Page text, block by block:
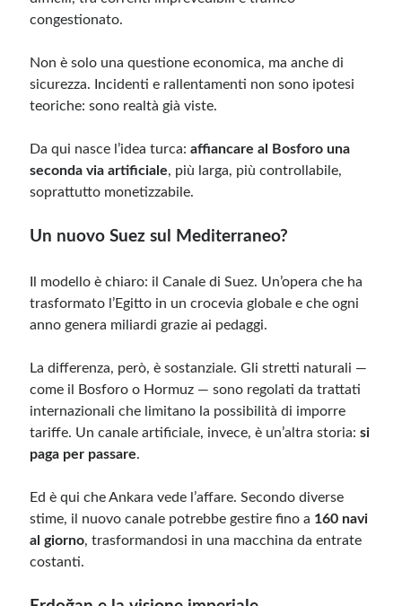
congestionato.
Non è solo una questione economica, ma anche di
sicurezza. Incidenti e rallentamenti non sono ipotesi
teoriche: sono realtà già viste.
Da qui nasce l’idea turca:affiancare al Bosforo una
seconda via artificiale, più larga, più controllabile,
soprattutto monetizzabile.
Un nuovo Suez sul Mediterraneo?
Il modello è chiaro: il Canale di Suez. Un’opera che ha
trasformato l’Egitto in un crocevia globale e che ogni
anno genera miliardi grazie ai pedaggi.
La differenza, però, è sostanziale. Gli stretti naturali —
come il Bosforo o Hormuz — sono regolati da trattati
internazionali che limitano la possibilità di imporre
tariffe. Un canale artificiale, invece, è un’altra storia:si
paga per passare.
Ed è qui che Ankara vede l’affare. Secondo diverse
stime, il nuovo canale potrebbe gestire fino a 160 navi
al giorno, trasformandosi in una macchina da entrate
costanti.